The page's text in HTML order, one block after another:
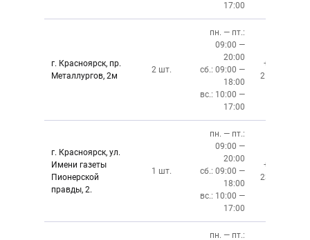
17:00
г. Красноярск, пр.
Металлургов, 2м
2 шт.
пн. — пт.:
09:00 —
20:00
сб.: 09:00 —
18:00
вс.: 10:00 —
17:00
+7 (391)
212-87-27
г. Красноярск, ул.
Имени газеты
Пионерской
правды, 2.
1 шт.
пн. — пт.:
09:00 —
20:00
сб.: 09:00 —
18:00
вс.: 10:00 —
17:00
+7 (391)
237-34-34
пн. — пт.: